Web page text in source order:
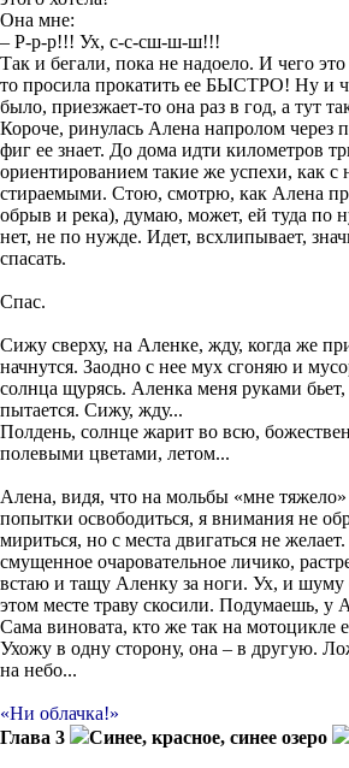
Она мне:
– Р-р-р!!! Ух, с-с-сш-ш-ш!!!
Так и бегали, пока не надоело. И чего
то просила прокатить ее БЫСТРО! Ну и
было, приезжает-то она раз в год, а тут
Короче, ринулась Алена напролом через
фиг ее знает. До дома идти километров
ориентированием такие же успехи, как с
стираемыми. Стою, смотрю, как Алена
обрыв и река), думаю, может, ей туда по
нет, не по нужде. Идет, всхлипывает,
спасать.
Спас.
Сижу сверху, на Аленке, жду, когда же
начнутся. Заодно с нее мух сгоняю и
солнца щурясь. Аленка меня руками
пытается. Сижу, жду...
Полдень, солнце жарит во всю,
полевыми цветами, летом...
Алена, видя, что на мольбы «мне тяжело»
попытки освободиться, я внимания не
мириться, но с места двигаться не
смущенное очаровательное личико,
встаю и тащу Аленку за ноги. Ух, и шуму
этом месте траву скосили. Подумаешь, у
Сама виновата, кто же так на мотоцикле
Ухожу в одну сторону, она – в другую.
на небо...
«Ни облачка!»
Глава 3
Синее, красное, синее озеро